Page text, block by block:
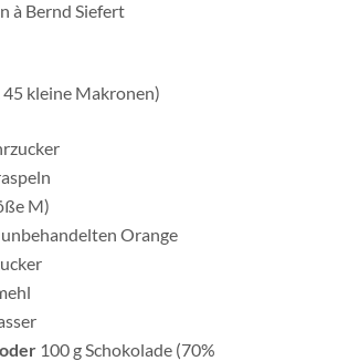
à Bernd Siefert
kleine Makronen)
M)
Orange
oder 100 g Schokolade (70%